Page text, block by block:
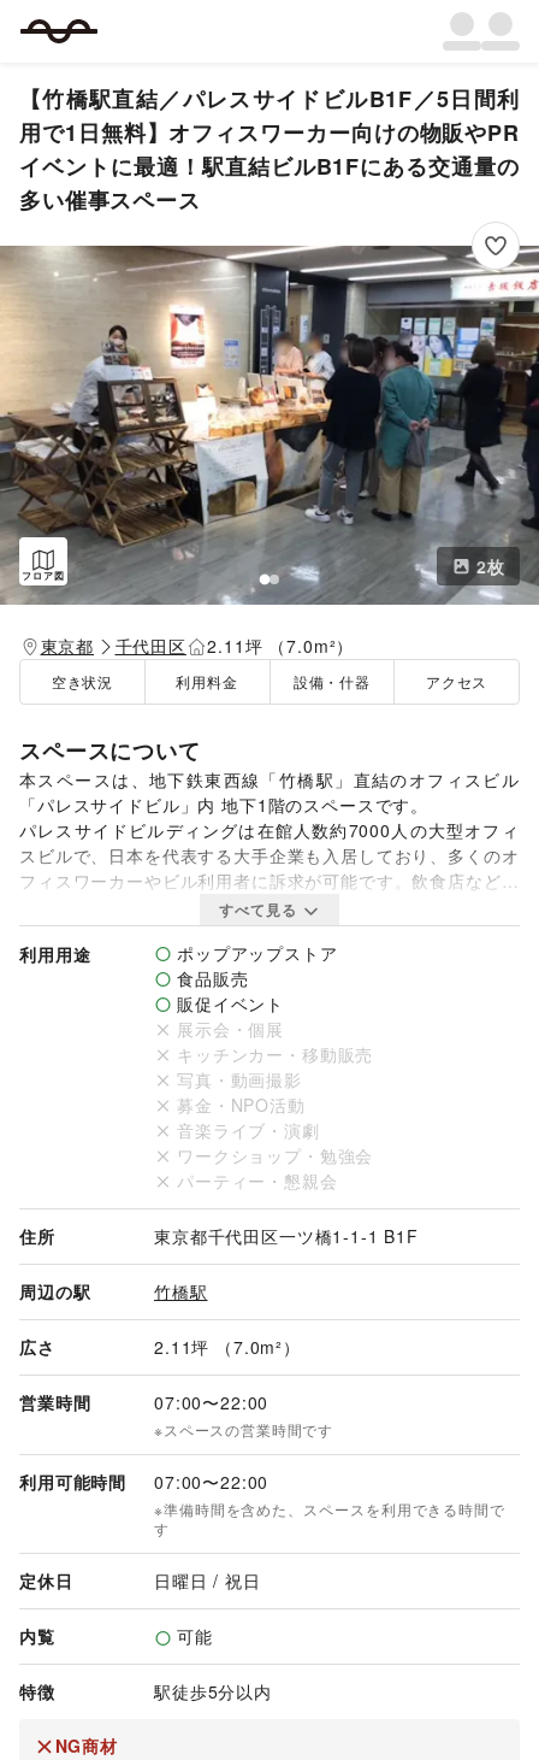
【竹橋駅直結／パレスサイドビルB1F／5日間利
用で1日無料】オフィスワーカー向けの物販やPR
イベントに最適！駅直結ビルB1Fにある交通量の
多い催事スペース
フロア図 2枚
東京都 千代田区 2.11坪 （7.0m²）
空き状況 利用料金 設備・什器 アクセス
スペースについて
本スペースは、地下鉄東西線「竹橋駅」直結のオフィスビル
「パレスサイドビル」内 地下1階のスペースです。
パレスサイドビルディングは在館人数約7000人の大型オフィ
スビルで、日本を代表する大手企業も入居しており、多くのオ
フィスワーカーやビル利用者に訴求が可能です。飲食店などが
軒を連ねる地下1階のポップアップスペースは、エレベーター
ホール前で視認性が高く、近隣オフィスビルへ通勤される方々
の動線にもなっており、通勤時間帯やランチタイムは多くの人
でにぎわいます。
スポットライトも備えており、明るく雰囲気も良好です。有料
で開催期間中什器や商品保管をするための倉庫もございますの
で、お気軽にお問い合わせください。
※日曜日・祝日の利用は出来ません。
※土曜日は平日に比べ通行人数が少なくなります
【その他」
・利用開始までに事前打ち合わせおよび各種書類の提出が必要
です。
ート利用の際は2週間前より可能です。
すべて見る
利用用途
ポップアップストア
食品販売
販促イベント
展示会・個展
キッチンカー・移動販売
写真・動画撮影
募金・NPO活動
音楽ライブ・演劇
ワークショップ・勉強会
パーティー・懇親会
住所 東京都千代田区一ツ橋1-1-1 B1F
周辺の駅 竹橋駅
広さ 2.11坪 （7.0m²）
営業時間 07:00〜22:00
※スペースの営業時間です
利用可能時間 07:00〜22:00
※準備時間を含めた、スペースを利用できる時間で
す
定休日 日曜日 / 祝日
内覧 可能
特徴 駅徒歩5分以内
NG商材